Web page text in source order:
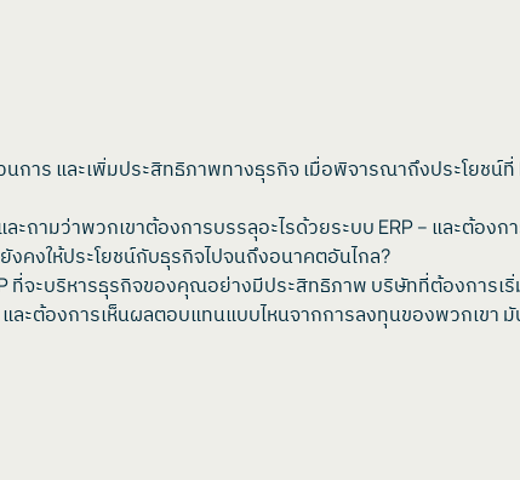
าร และเพิ่มประสิทธิภาพทางธุรกิจ เมื่อพิจารณาถึงประโยชน์ที่
ถามว่าพวกเขาต้องการบรรลุอะไรด้วยระบบ ERP – และต้อง
คงให้ประโยชน์กับธุรกิจไปจนถึงอนาคตอันไกล?
ที่จะบริหารธุรกิจของคุณอย่างมีประสิทธิภาพ บริษัทที่ต้องการเ
ละต้องการเห็นผลตอบแทนแบบไหนจากการลงทุนของพวกเขา